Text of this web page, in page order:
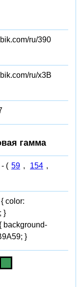
ru/390
ru/x3B
гамма
( 59 , 154 ,
color:
}
background-
}